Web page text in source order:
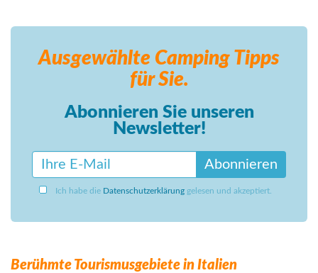
Ausgewählte Camping Tipps
für Sie.
Abonnieren Sie unseren
Newsletter!
Abonnieren
Ich habe die Datenschutzerklärung gelesen und akzeptiert.
Berühmte Tourismusgebiete in Italien